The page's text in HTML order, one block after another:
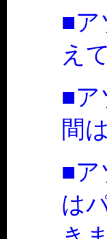
■ア
え
■ア
間
■ア
は